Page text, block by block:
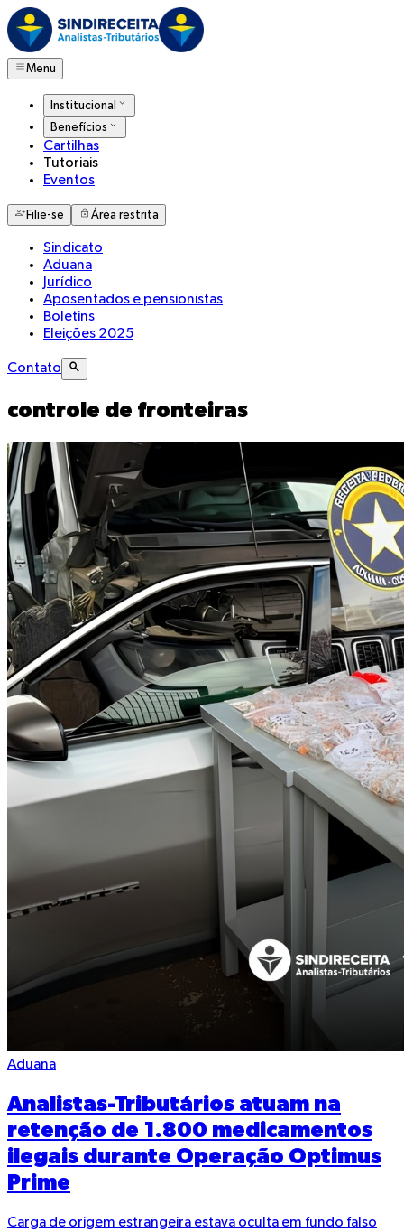
Menu
Institucional
Benefícios
Cartilhas
Tutoriais
Eventos
Filie-se Área restrita
Sindicato
Aduana
Jurídico
Aposentados e pensionistas
Boletins
Eleições 2025
Contato
controle de fronteiras
Aduana
Analistas-Tributários atuam na
retenção de 1.800 medicamentos
ilegais durante Operação Optimus
Prime
Carga de origem estrangeira estava oculta em fundo falso